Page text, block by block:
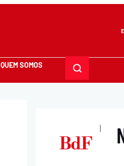
QUEM SOMOS
|